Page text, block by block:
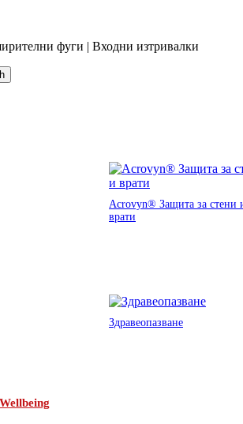
фуги | Входни изтривалки
Acrovyn® Защита за стени
врати
Здравеопазване